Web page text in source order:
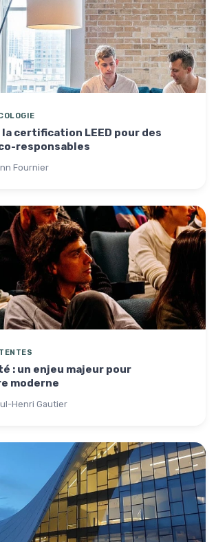
certification LEED pour des
responsables
Fournier
: un enjeu majeur pour
moderne
Henri Gautier